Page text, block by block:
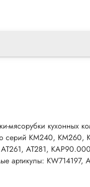
мясорубки кухонных
серий KM240, KM260,
AT281,
артикулы: KW714197,